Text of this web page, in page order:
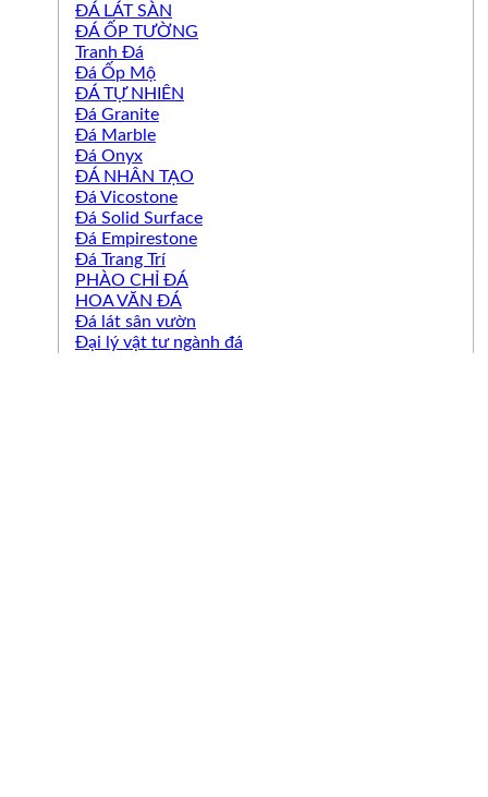
ĐÁ LÁT SÀN
ĐÁ ỐP TƯỜNG
Tranh Đá
Đá Ốp Mộ
ĐÁ TỰ NHIÊN
Đá Granite
Đá Marble
Đá Onyx
ĐÁ NHÂN TẠO
Đá Vicostone
Đá Solid Surface
Đá Empirestone
Đá Trang Trí
PHÀO CHỈ ĐÁ
HOA VĂN ĐÁ
Đá lát sân vườn
Đại lý vật tư ngành đá